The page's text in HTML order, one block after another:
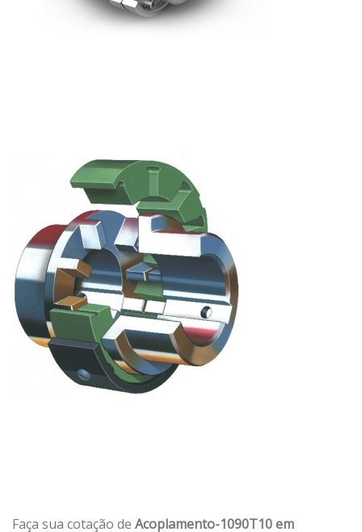
Faça sua cotação de Acoplamento-1090T10 em